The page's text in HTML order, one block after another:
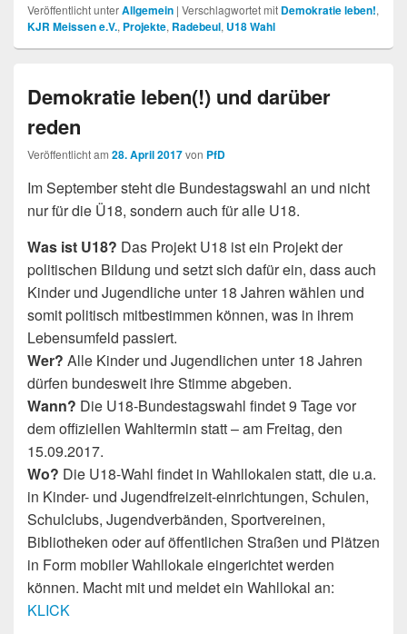
Veröffentlicht unterAllgemein | Verschlagwortet mit Demokratie leben!,
KJR Meissen e.V., Projekte, Radebeul, U18 Wahl
Demokratie leben(!) und darüber
reden
Veröffentlicht am 28. April 2017von PfD
Im September steht die Bundestagswahl an und nicht
nur für die Ü18, sondern auch für alle U18.
Was ist U18? Das Projekt U18 ist ein Projekt der
politischen Bildung und setzt sich dafür ein, dass auch
Kinder und Jugendliche unter 18 Jahren wählen und
somit politisch mitbestimmen können, was in ihrem
Lebensumfeld passiert.
Wer? Alle Kinder und Jugendlichen unter 18 Jahren
dürfen bundesweit ihre Stimme abgeben.
Wann? Die U18-Bundestagswahl findet 9 Tage vor
dem offiziellen Wahltermin statt – am Freitag, den
15.09.2017.
Wo? Die U18-Wahl findet in Wahllokalen statt, die u.a.
in Kinder- und Jugendfreizeit-einrichtungen, Schulen,
Schulclubs, Jugendverbänden, Sportvereinen,
Bibliotheken oder auf öffentlichen Straßen und Plätzen
in Form mobiler Wahllokale eingerichtet werden
können. Macht mit und meldet ein Wahllokal an:
KLICK